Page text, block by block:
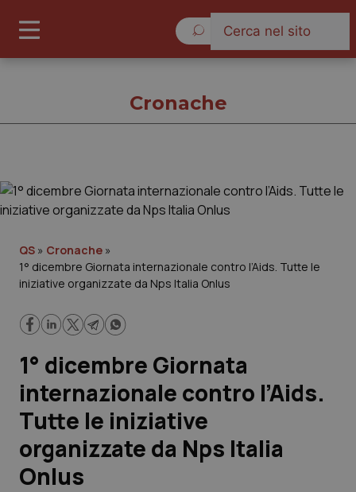
Governo e Parlamento
Regioni e Asl
Lavoro e Professioni
Scienza e Farmaci
Studi e Analisi
Lettere al direttore
Cronache
QS » Cronache »
1° dicembre Giornata internazionale contro l’Aids. Tutte le
iniziative organizzate da Nps Italia Onlus
1° dicembre Giornata
internazionale contro l’Aids.
Tutte le iniziative
organizzate da Nps Italia
Onlus